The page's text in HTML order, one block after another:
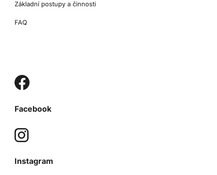
Základní postupy a činnosti
FAQ
Facebook
Instagram